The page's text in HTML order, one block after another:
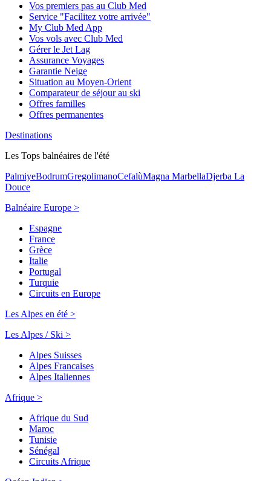
Vos premiers pas au Club Med
Service "Facilitez votre arrivée"
My Club Med App
Vos vols avec Club Med
Gérer le Jet Lag
Assurance Voyages
Garantie Neige
Situation au Moyen-Orient
Comparateur de séjour au ski
Offres familles
Offres permanentes
Destinations
Les Tops balnéaires de l'été
PalmiyeBodrumGregolimanoCefalùMagna MarbellaDjerba La
Douce
Balnéaire Europe >
Espagne
France
Grèce
Italie
Portugal
Turquie
Circuits en Europe
Les Alpes en été >
Les Alpes / Ski >
Alpes Suisses
Alpes Francaises
Alpes Italiennes
Afrique >
Afrique du Sud
Maroc
Tunisie
Sénégal
Circuits Afrique